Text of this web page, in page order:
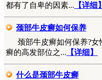
都有了自卑的因素... 【详细】
颈部牛皮癣如何保养
颈部牛皮癣如何保养?
癣的高发部位之... 【详细】
什么是颈部牛皮癣